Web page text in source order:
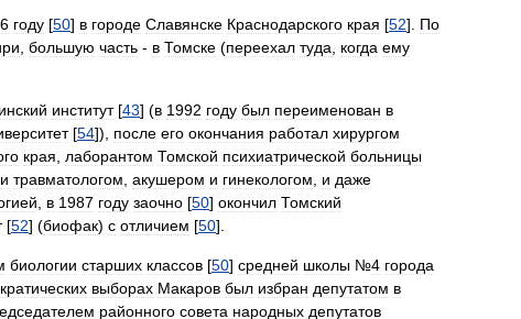
году [50] в городе Славянске Краснодарского края [52]. По
большую часть - в Томске (переехал туда когда ему
институт[43] (в 1992 году был переименован в
[54]), после его окончания работал хирургом
края лаборантом Томской психиатрической больницы
и травматологом акушером и гинекологом и даже
в 1987 году заочно [50] окончил Томский
[52] (биофак) с отличием [50].
биологии старших классов [50] средней школы №4 города
выборах Макаров был избран депутатом в
районного совета народных депутатов